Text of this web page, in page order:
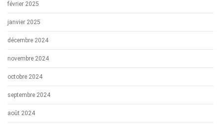
février 2025
janvier 2025
décembre 2024
novembre 2024
octobre 2024
septembre 2024
août 2024